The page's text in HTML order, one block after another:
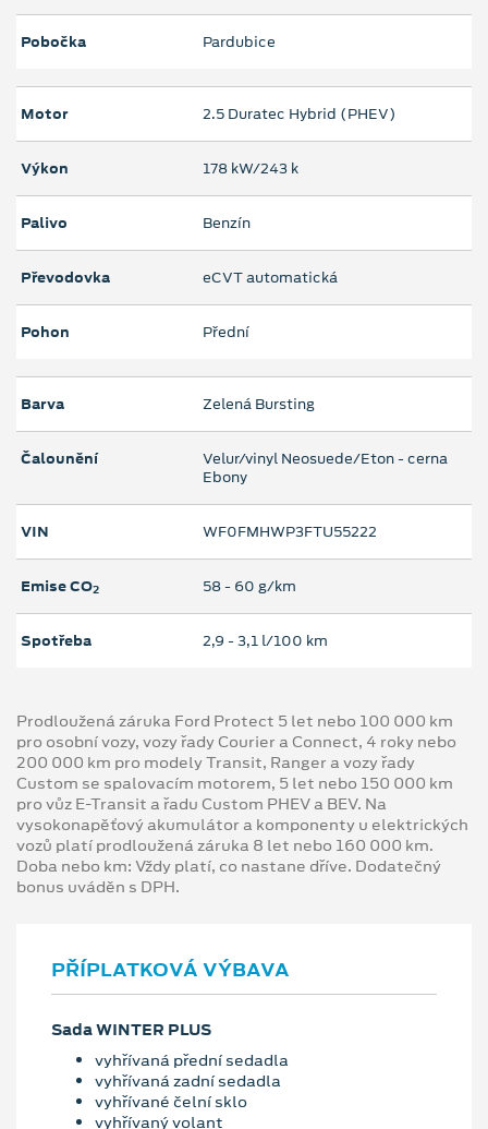
Pobočka Pardubice
Motor 2.5 Duratec Hybrid (PHEV)
Výkon 178 kW/243 k
Palivo Benzín
Převodovka eCVT automatická
Pohon Přední
Barva Zelená Bursting
Čalounění
Velur/vinyl Neosuede/Eton - cerna
Ebony
VIN WF0FMHWP3FTU55222
Emise CO2 58 ‐ 60 g/km
Spotřeba 2,9 ‐ 3,1 l/100 km
Prodloužená záruka Ford Protect 5 let nebo 100 000 km
pro osobní vozy, vozy řady Courier a Connect, 4 roky nebo
200 000 km pro modely Transit, Ranger a vozy řady
Custom se spalovacím motorem, 5 let nebo 150 000 km
pro vůz E-Transit a řadu Custom PHEV a BEV. Na
vysokonapěťový akumulátor a komponenty u elektrických
vozů platí prodloužená záruka 8 let nebo 160 000 km.
Doba nebo km: Vždy platí, co nastane dříve. Dodatečný
bonus uváděn s DPH.
PŘÍPLATKOVÁ VÝBAVA
Sada WINTER PLUS
vyhřívaná přední sedadla
vyhřívaná zadní sedadla
vyhřívané čelní sklo
vyhřívaný volant